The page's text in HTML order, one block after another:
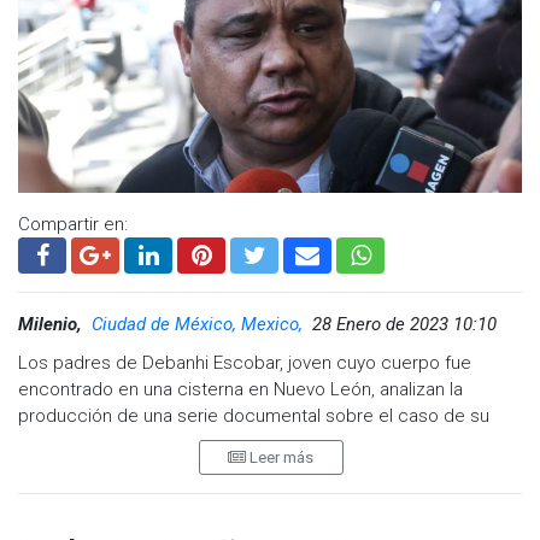
resolverse.
En enero, dos empleadas del motel Nueva Castilla fueron
vinculadas a proceso por los delitos de encubrimiento y
falsedad de declaraciones.
denunciaron incongruencias por parte de la fiscalía de Nuevo
León e insistieron en que continuarán en la búsqueda para
aclarar lo ocurrido con el posible feminicidio de su hija.
Compartir en:
Milenio, Ciudad de México, Mexico, 28 Enero de 2023 10:10
Los padres de Debanhi Escobar, joven cuyo cuerpo fue
encontrado en una cisterna en Nuevo León, analizan la
producción de una serie documental sobre el caso de su
Leer más